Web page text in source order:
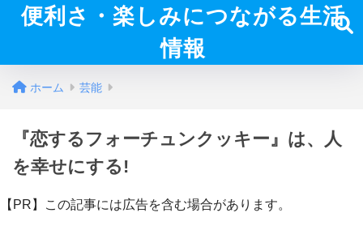
便利さ・楽しみにつながる生活
情報
ホーム 芸能
『恋するフォーチュンクッキー』は、人
を幸せにする!
【PR】この記事には広告を含む場合があります。